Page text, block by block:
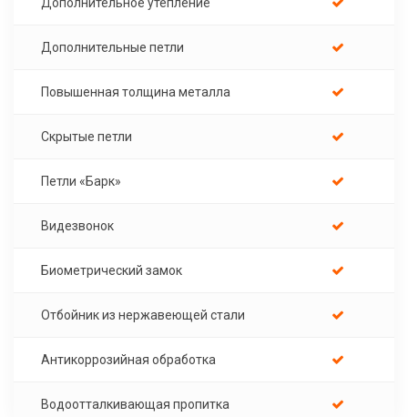
Дополнительные петли
Повышенная толщина металла
Скрытые петли
Петли «Барк»
Видезвонок
Биометрический замок
Отбойник из нержавеющей стали
Антикоррозийная обработка
Водоотталкивающая пропитка